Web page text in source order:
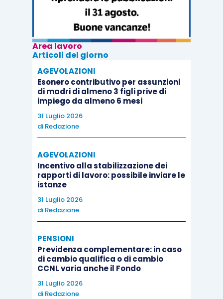
Area lavoro
Articoli del giorno
AGEVOLAZIONI
Esonero contributivo per assunzioni
di madri di almeno 3 figli prive di
impiego da almeno 6 mesi
31 Luglio 2026
di Redazione
AGEVOLAZIONI
Incentivo alla stabilizzazione dei
rapporti di lavoro: possibile inviare le
istanze
31 Luglio 2026
di Redazione
PENSIONI
Previdenza complementare: in caso
di cambio qualifica o di cambio
CCNL varia anche il Fondo
31 Luglio 2026
di Redazione